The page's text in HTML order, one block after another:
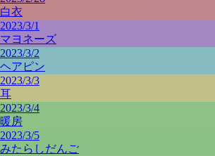
白衣
2023/3/1
マヨネーズ
2023/3/2
ヘアピン
2023/3/3
耳
2023/3/4
暖房
2023/3/5
みたらしだんご